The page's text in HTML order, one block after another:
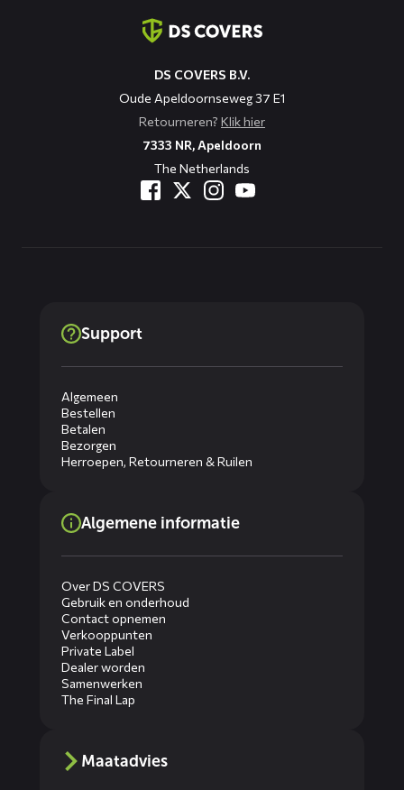
DS COVERS B.V.
Oude Apeldoornseweg 37 E1
Retourneren? Klik hier
7333 NR, Apeldoorn
The Netherlands
Support
Algemeen
Bestellen
Betalen
Bezorgen
Herroepen, Retourneren & Ruilen
Algemene informatie
Over DS COVERS
Gebruik en onderhoud
Contact opnemen
Verkooppunten
Private Label
Dealer worden
Samenwerken
The Final Lap
Maatadvies